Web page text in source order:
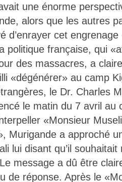
une énorme
alors que les autres
d’enrayer cet
politique française, qui
des massacres, a
«dégénérer» au camp
le Dr. Charles
le matin du 7 avril au
«Monsieur
Murigande a approché
lui disant qu’il
message a dû être
de réponse. Après le